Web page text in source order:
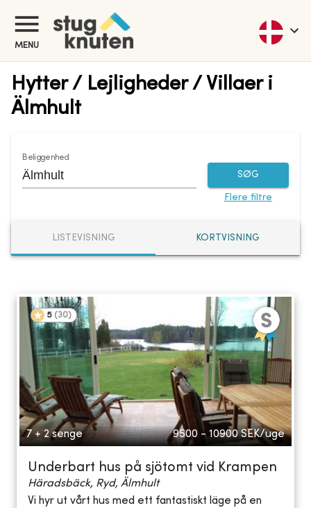
MENU
Hytter / Lejligheder / Villaer i
Älmhult
Beliggenhed
SØG
Flere filtre
LISTEVISNING KORTVISNING
5 (30)
7 + 2 senge 9500 - 10900 SEK/uge
Underbart hus på sjötomt vid Krampen
Häradsbäck, Ryd, Älmhult
Vi hyr ut vårt hus med ett fantastiskt läge på en